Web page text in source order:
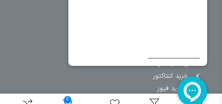
خرید کلید اتومات
خرید کنتاکتور
خرید فیوز
مینیاتوری
0